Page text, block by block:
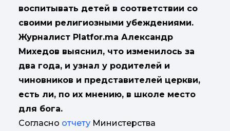
воспитывать детей в соответствии со
своими религиозными убеждениями.
Журналист Platfor.ma Александр
Михедов выяснил, что изменилось за
два года, и узнал у родителей и
чиновников и представителей церкви,
есть ли, по их мнению, в школе место
для бога.
Согласно отчету Министерства